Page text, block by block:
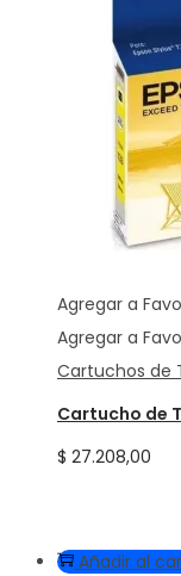
Agregar a
Agregar a
Cartuchos de
Cartucho de
$ 27.208,00
Añadir al